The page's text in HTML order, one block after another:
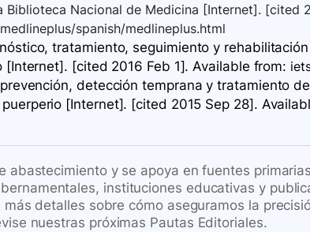
Biblioteca Nacional de Medicina [Internet]. [cited
spanish/medlineplus.html
tratamiento, seguimiento y
[cited 2016 Feb 1]. Available from:
detección temprana y tratamiento
[Internet]. [cited 2015 Sep 28].
abastecimiento y se apoya en fuentes
instituciones educativas y
detalles sobre cómo aseguramos la
nuestras próximas Pautas Editoriales.